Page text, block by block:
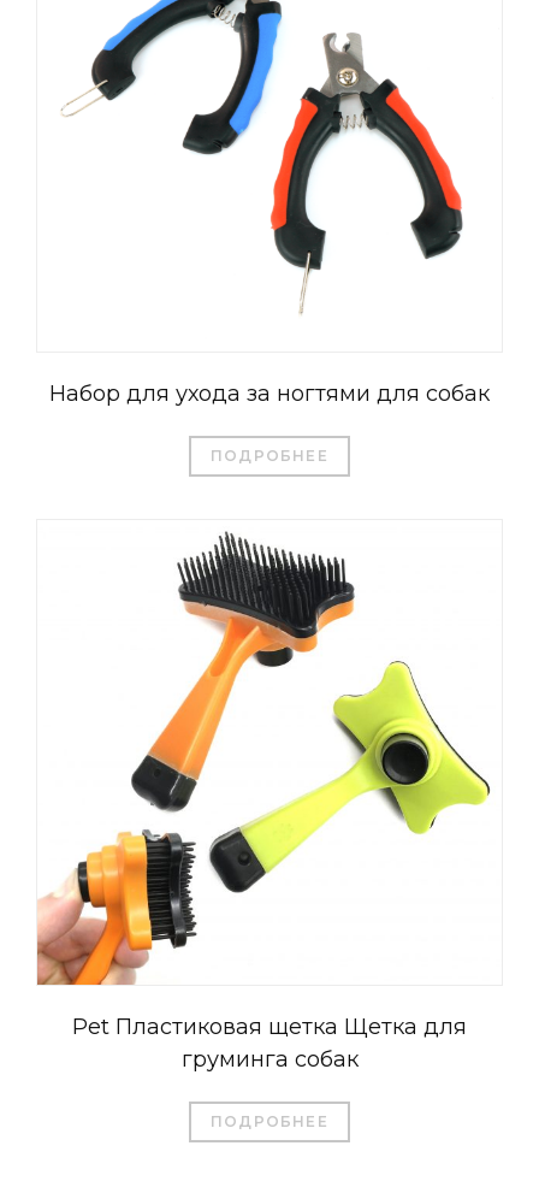
Набор для ухода за ногтями для собак
ПОДРОБНЕЕ
Pet Пластиковая щетка Щетка для
груминга собак
ПОДРОБНЕЕ
Italiano
Türkçe